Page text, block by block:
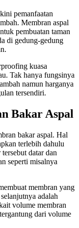
pemanfaatan
Membran aspal
pembuatan taman
di gedung-gedung
kuasa
Tak hanya fungsinya
namun harganya
tersendiri.
Bakar Aspal
bakar aspal. Hal
terlebih dahulu
datar dan
seperti misalnya
membran yang
adalah
volume membran
dari volume